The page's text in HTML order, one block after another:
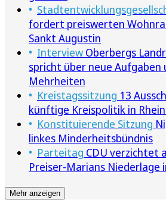
fordert preiswerten
Sankt Augustin
Interview Oberbergs
spricht über neue Aufgaben
Mehrheiten
Kreistagssitzung 13
künftige Kreispolitik in
Konstituierende Sitzung
linkes Minderheitsbündnis
Parteitag CDU verzichtet
Preiser-Marians Niederlage
Mehr anzeigen